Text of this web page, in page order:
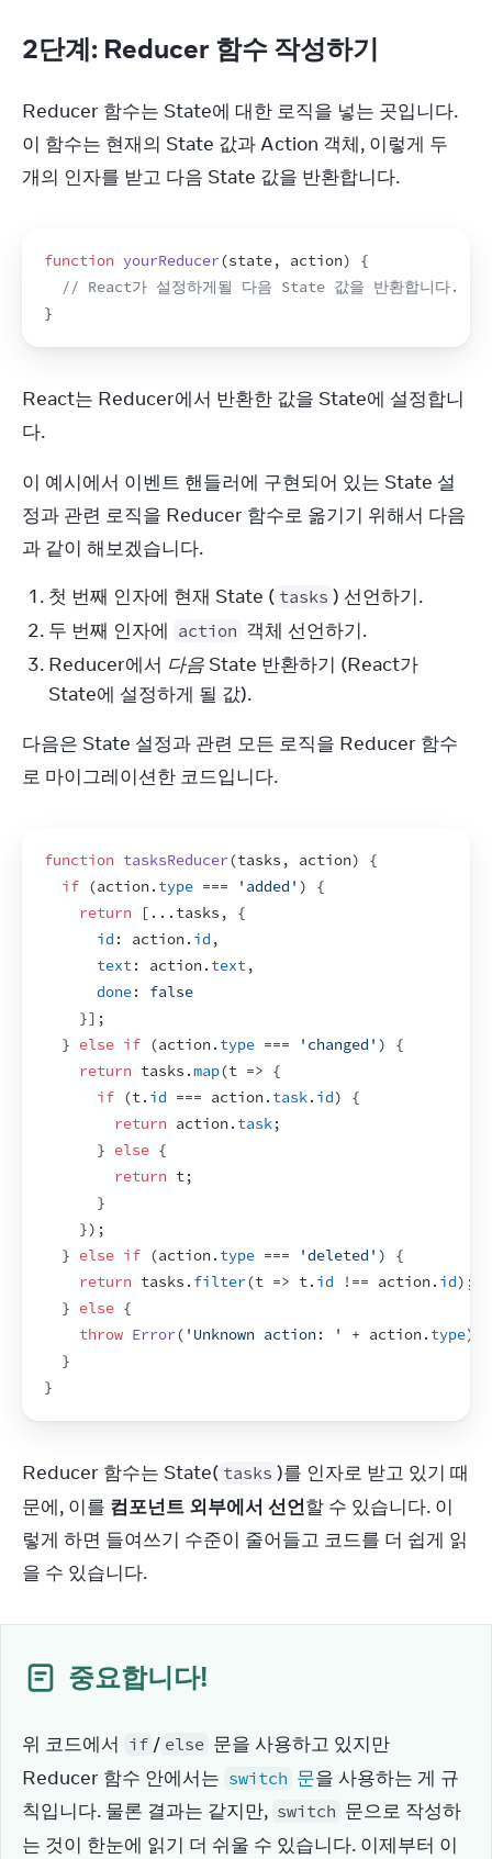
2단계: Reducer 함수 작성하기
Reducer 함수는 State에 대한 로직을 넣는 곳입니다.
이 함수는 현재의 State 값과 Action 객체, 이렇게 두
개의 인자를 받고 다음 State 값을 반환합니다.
function yourReducer(state, action)
{
// React가 설정하게될 다음 State 값을 반환합니다.
}
React는 Reducer에서 반환한 값을 State에 설정합니
다.
이 예시에서 이벤트 핸들러에 구현되어 있는 State 설
정과 관련 로직을 Reducer 함수로 옮기기 위해서 다음
과 같이 해보겠습니다.
첫 번째 인자에 현재 State ( tasks ) 선언하기.
두 번째 인자에 action 객체 선언하기.
Reducer에서 다음 State 반환하기 (React가
State에 설정하게 될 값).
다음은 State 설정과 관련 모든 로직을 Reducer 함수
로 마이그레이션한 코드입니다.
function tasksReducer(tasks , action)
{
if (action. type === 'added' )
{
return
[ ... tasks ,
{
id : action. id ,
text: action. text,
done:
false
}] ;
} else if (action. type === 'changed' )
{
return tasks .map(t => {
if (t. id === action. task. id)
{
return action. task;
} else {
return t;
}
}) ;
} else if (action. type === 'deleted' )
{
return tasks . filter(t => t. id !== action. id) ;
} else {
throw Error( 'Unknown action: ' + action. type)
}
}
Reducer 함수는 State( tasks )를 인자로 받고 있기 때
문에, 이를 컴포넌트 외부에서 선언할 수 있습니다. 이
렇게 하면 들여쓰기 수준이 줄어들고 코드를 더 쉽게 읽
을 수 있습니다.
중요합니다!
위 코드에서 if / else 문을 사용하고 있지만
Reducer 함수 안에서는 switch 문을 사용하는 게 규
칙입니다. 물론 결과는 같지만, switch 문으로 작성하
는 것이 한눈에 읽기 더 쉬울 수 있습니다. 이제부터 이